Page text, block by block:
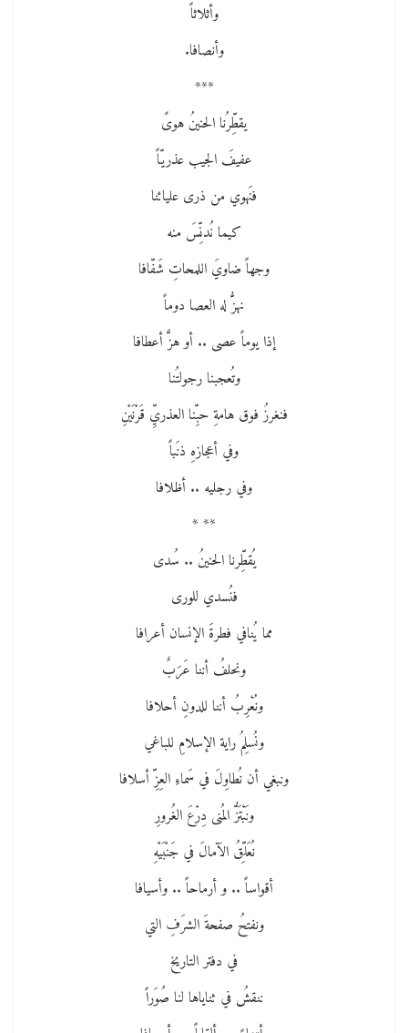
وأثلاثاً
وأنصافا.
***
يقطِّرُنا الحنينُ هوىً
عفيفَ الجيب عذريّاً
فنَهوي من ذرى عليائنا
كيما نُدنِّسَ منه
وجهاً ضاويَ اللمحاتِ شَفّافا
نهزُّ له العصا دوماً
إذا يوماً عصى .. أو هزَّ أعطافا
وتُعجبنا رجولتُنا
فنغرزُ فوق هامةِ حبِّنا العذريِّ قَرْنَيْنِ
وفي أعجازهِ ذنَباً
وفي رجليه .. أظلافا
** *
يُقطِّرنا الحنينُ .. سُدى
فنُسدي للورى
مما يُنافي فطرةَ الإنسان أعرافا
ونحلفُ أننا عَرَبٌ
ونُعْرِبُ أننا للدونِ أحلافا
ونُسلِمُ راية الإسلامِ للباغي
ونبغي أن نُطاوِلَ في سَماءِ العِزِّ أسلافا
ونَبْتَزُّ المُنى دِرْعَ الغُرورِ
نُعَلِّقُ الآمالَ في جَنْبَيْهِ
أقواساً .. و أرماحاً .. وأسيافا
ونفتحُ صفحةَ الشرَفِ التي
في دفتر التاريخ
ننقشُ في ثناياها لنا صُوَراً